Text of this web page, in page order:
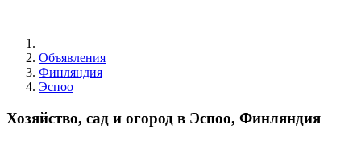
Объявления
Финляндия
Эспоо
Хозяйство, сад и огород в Эспоо, Финляндия